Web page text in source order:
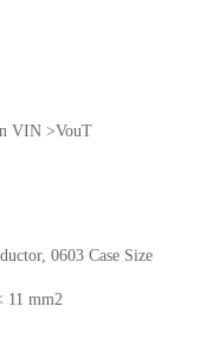
VIN >VouT
0603 Case Size
11 mm2